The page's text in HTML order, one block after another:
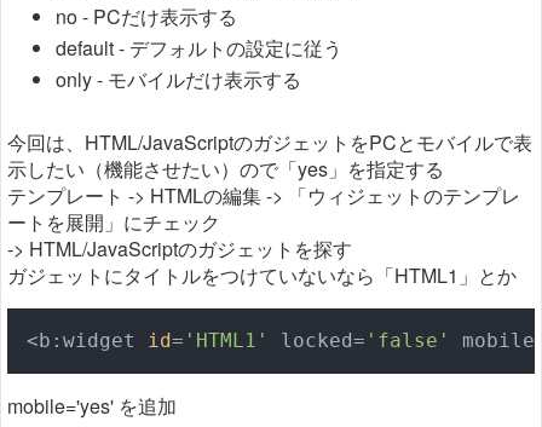
no - PCだけ表示する
default - デフォルトの設定に従う
only - モバイルだけ表示する
今回は、HTML/JavaScriptのガジェットをPCとモバイルで表
示したい（機能させたい）ので「yes」を指定する
テンプレート -> HTMLの編集 -> 「ウィジェットのテンプレ
ートを展開」にチェック
-> HTML/JavaScriptのガジェットを探す
ガジェットにタイトルをつけていないなら「HTML1」とか
<b:widget id= 'HTML1' locked= 'false'
mobile='yes' を追加